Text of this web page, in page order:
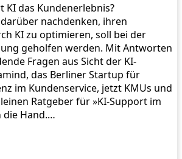
das Kundenerlebnis?
nachdenken, ihren
KI zu optimieren, soll bei der
geholfen werden. Mit Antworten
Fragen aus Sicht der KI-
das Berliner Startup für
im Kundenservice, jetzt KMUs und
Ratgeber für »KI-Support im
die Hand.…